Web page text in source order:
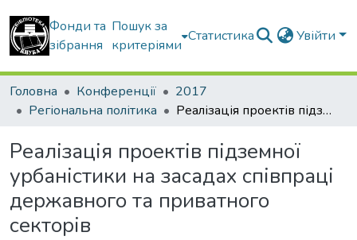
Фонди та
зібрання
Пошук за
критеріями
Статистика Увійти
Головна Конференції
2017
Регіональна політика
Реалізація проектів підземної урбаністики на засадах співпраці державного та приватного секторів
Реалізація проектів підземної
урбаністики на засадах співпраці
державного та приватного
секторів